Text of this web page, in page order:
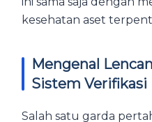
kesehatan aset
Mengenal
Sistem
Salah satu garda